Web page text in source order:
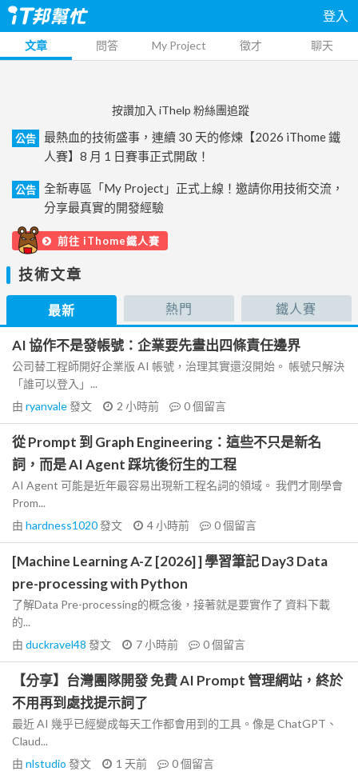
登入
文章 問答 My Project 徵才 聊天
按讚加入 iThelp 粉絲團追蹤
公告
最熱血的技術盛事，連續 30 天的修煉【2026 iThome 鐵
人賽】8 月 1 日賽事正式開啟！
公告
全新專區「My Project」正式上線！邀請你用技術交流，
分享最真實的開發經驗
前往 iThome鐵人賽
技術文章
最新 熱門 鐵人賽
AI 協作不是發帳號：企業要先畫出四條責任邊界
公司替工程師開好企業版 AI 帳號，治理其實還沒開始。 帳號只解決
「誰可以登入」...
由 ryanvale發文 2 小時前 0個留言
從 Prompt 到 Graph Engineering：這些不只是新名
詞，而是 AI Agent 踩坑後衍生的工程
AI Agent 可能是近年最容易出現新工程名詞的領域。 我們才剛學會
Prom...
由 hardness1020發文 4 小時前 0個留言
[Machine Learning A-Z [2026] ] 學習筆記 Day3 Data
pre-processing with Python
了解Data Pre-processing的概念後，接著就是要實作了 資料下載
的...
由 duckravel48 發文 7 小時前 0個留言
【分享】台灣團隊開發 免費 AI Prompt 管理網站，終於
不用再到處找提示詞了
最近 AI 幾乎已經變成每天工作都會用到的工具。像是 ChatGPT、
Claud...
由 nlstudio 發文 1 天前 0個留言